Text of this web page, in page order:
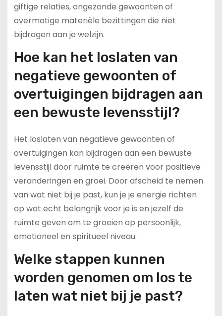
giftige relaties, ongezonde gewoonten of
overmatige materiële bezittingen die niet
bijdragen aan je welzijn.
Hoe kan het loslaten van
negatieve gewoonten of
overtuigingen bijdragen aan
een bewuste levensstijl?
Het loslaten van negatieve gewoonten of
overtuigingen kan bijdragen aan een bewuste
levensstijl door ruimte te creëren voor positieve
veranderingen en groei. Door afscheid te nemen
van wat niet bij je past, kun je je energie richten
op wat echt belangrijk voor je is en jezelf de
ruimte geven om te groeien op persoonlijk,
emotioneel en spiritueel niveau.
Welke stappen kunnen
worden genomen om los te
laten wat niet bij je past?